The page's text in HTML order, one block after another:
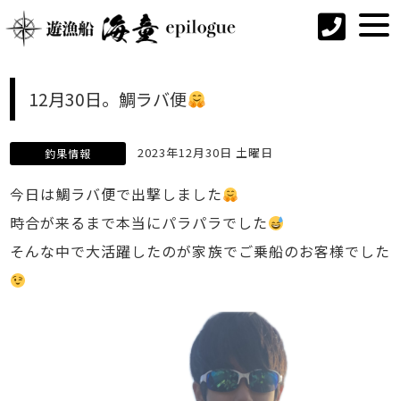
12月30日。鯛ラバ便
釣果情報 2023年12月30日 土曜日
今日は鯛ラバ便で出撃しました
時合が来るまで本当にパラパラでした
そんな中で大活躍したのが家族でご乗船のお客様でした